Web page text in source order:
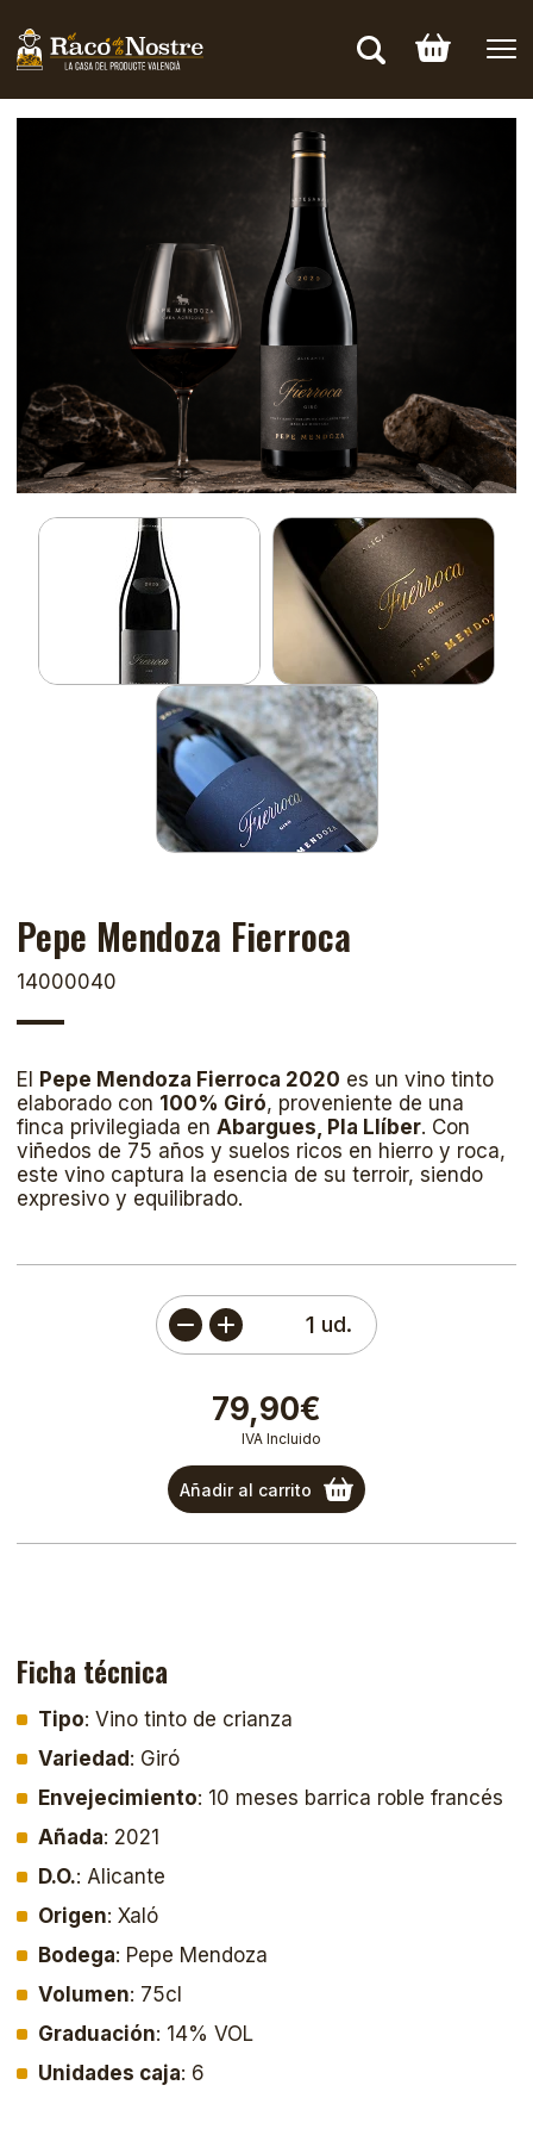
Pepe Mendoza Fierroca
14000040
El Pepe Mendoza Fierroca 2020 es un vino tinto
elaborado con 100% Giró, proveniente de una
finca privilegiada en Abargues, Pla Llíber. Con
viñedos de 75 años y suelos ricos en hierro y roca,
este vino captura la esencia de su terroir, siendo
expresivo y equilibrado.
ud.
79,90€
IVA Incluido
Añadir al carrito
Ficha técnica
Tipo: Vino tinto de crianza
Variedad : Giró
Envejecimiento: 10 meses barrica roble francés
Añada: 2021
D.O.: Alicante
Origen: Xaló
Bodega: Pepe Mendoza
Volumen: 75cl
Graduación: 14% VOL
Unidades caja: 6